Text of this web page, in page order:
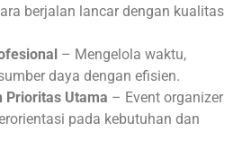
berjalan lancar dengan kualitas
– Mengelola waktu,
daya dengan efisien.
Prioritas Utama – Event organizer
pada kebutuhan dan